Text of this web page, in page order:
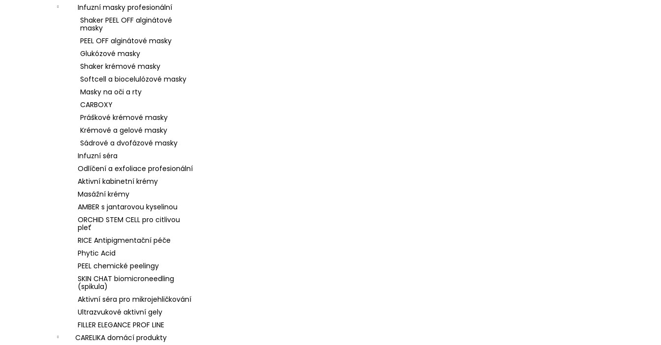
Infuzní masky profesionální
Shaker PEEL OFF alginátové
masky
PEEL OFF alginátové masky
Glukózové masky
Shaker krémové masky
Softcell a biocelulózové masky
Masky na oči a rty
CARBOXY
Práškové krémové masky
Krémové a gelové masky
Sádrové a dvofázové masky
Infuzní séra
Odlíčení a exfoliace profesionální
Aktivní kabinetní krémy
Masážní krémy
AMBER s jantarovou kyselinou
ORCHID STEM CELL pro citlivou
pleť
RICE Antipigmentační péče
Phytic Acid
PEEL chemické peelingy
SKIN CHAT biomicroneedling
(spikula)
Aktivní séra pro mikrojehličkování
Ultrazvukové aktivní gely
FILLER ELEGANCE PROF LINE
CARELIKA domácí produkty